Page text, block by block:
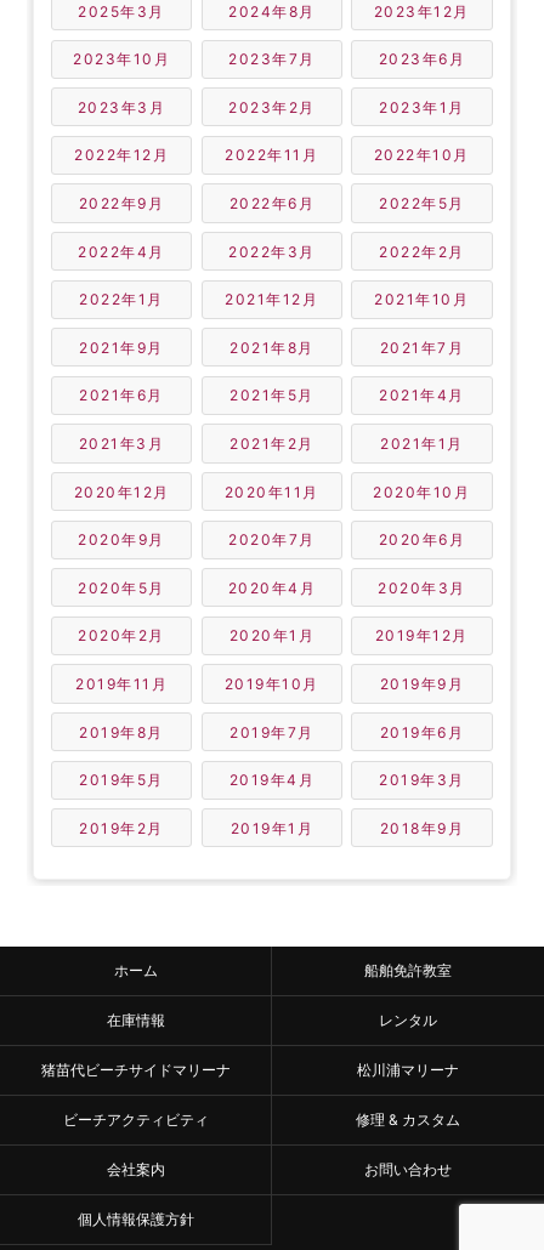
2025年3月 2024年8月 2023年12月
2023年10月 2023年7月 2023年6月
2023年3月 2023年2月 2023年1月
2022年12月 2022年11月 2022年10月
2022年9月 2022年6月 2022年5月
2022年4月 2022年3月 2022年2月
2022年1月 2021年12月 2021年10月
2021年9月 2021年8月 2021年7月
2021年6月 2021年5月 2021年4月
2021年3月 2021年2月 2021年1月
2020年12月 2020年11月 2020年10月
2020年9月 2020年7月 2020年6月
2020年5月 2020年4月 2020年3月
2020年2月 2020年1月 2019年12月
2019年11月 2019年10月 2019年9月
2019年8月 2019年7月 2019年6月
2019年5月 2019年4月 2019年3月
2019年2月 2019年1月 2018年9月
ホーム 船舶免許教室
在庫情報 レンタル
猪苗代ビーチサイドマリーナ 松川浦マリーナ
ビーチアクティビティ 修理 & カスタム
会社案内 お問い合わせ
個人情報保護方針